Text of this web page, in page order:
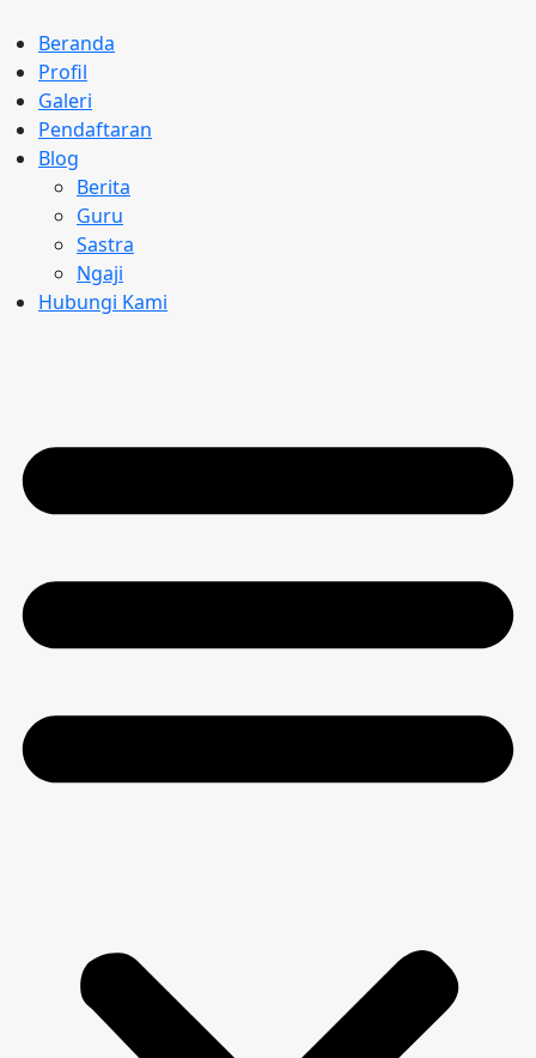
Beranda
Profil
Galeri
Pendaftaran
Blog
Berita
Guru
Sastra
Ngaji
Hubungi Kami